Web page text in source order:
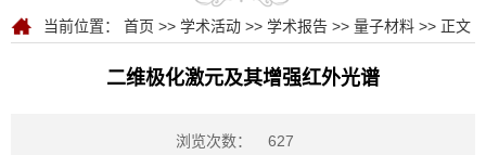
当前位置： 首页 >> 学术活动 >> 学术报告 >> 量子材料 >> 正文
二维极化激元及其增强红外光谱
浏览次数： 627